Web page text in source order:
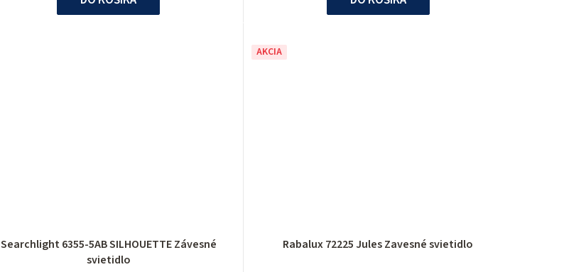
Searchlight 6355-5AB SILHOUETTE Závesné
svietidlo
AKCIA
Rabalux 72225 Jules Zavesné svietidlo